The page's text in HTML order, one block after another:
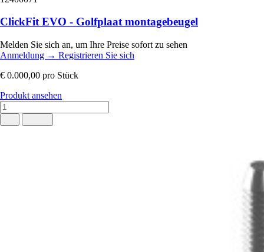
ClickFit EVO - Golfplaat montagebeugel
Melden Sie sich an, um Ihre Preise sofort zu sehen
Anmeldung → Registrieren Sie sich
€ 0.000,00 pro Stück
Produkt ansehen